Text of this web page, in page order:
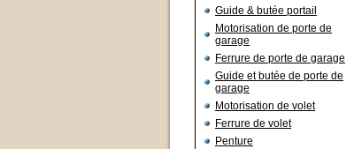
Guide & butée portail
Motorisation de porte de
garage
Ferrure de porte de garage
Guide et butée de porte de
garage
Motorisation de volet
Ferrure de volet
Penture